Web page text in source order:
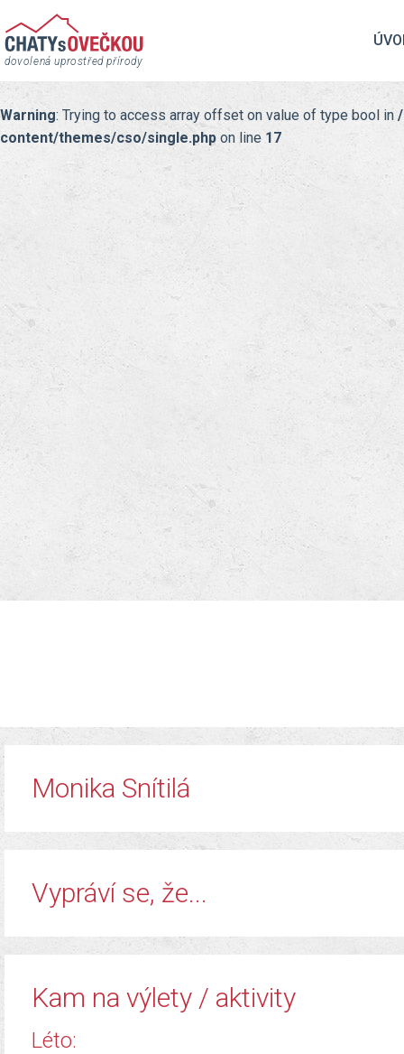
dovolená uprostřed přírody
Warning: Trying to access array offset on value of type bool in
content/themes/cso/single.php on line 17
Monika Snítilá
​Vypráví se, že...
Kam na výlety / aktivity
Léto: